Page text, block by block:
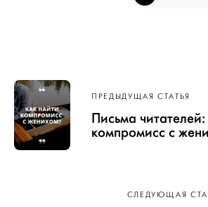
Навигация
по записям
ПРЕДЫДУЩАЯ СТАТЬЯ
Письма
компромисс с
СЛЕДУЮЩАЯ